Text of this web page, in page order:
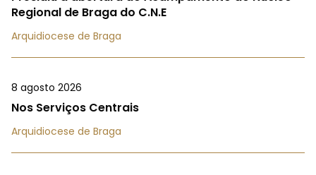
Regional de Braga do C.N.E
Arquidiocese de Braga
8 agosto 2026
Nos Serviços Centrais
Arquidiocese de Braga